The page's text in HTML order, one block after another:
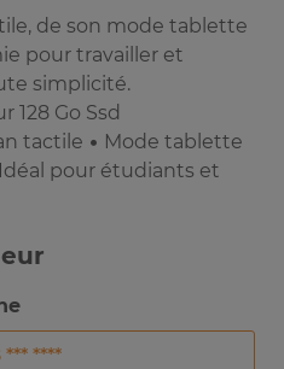
de son mode tablette
pour travailler et
simplicité.
128 Go Ssd
tactile • Mode tablette
pour étudiants et
****